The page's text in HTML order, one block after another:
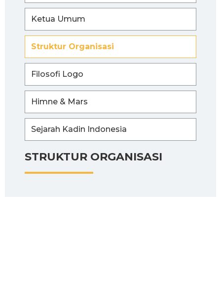
STRUKTUR ORGANISASI
Ketua Umum
Struktur Organisasi
Filosofi Logo
Himne & Mars
Sejarah Kadin Indonesia